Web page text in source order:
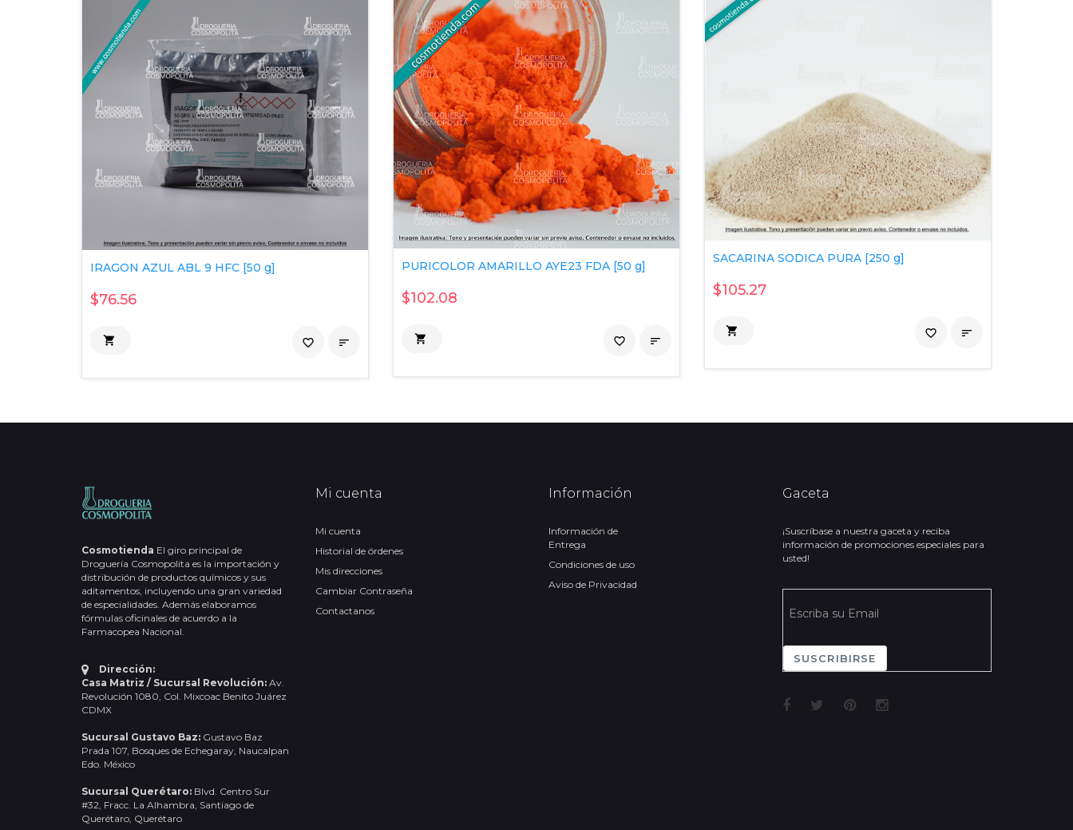
IRAGON AZUL ABL 9 HFC [50 g]
$76.56
 
favorite_border
PURICOLOR AMARILLO AYE23 FDA [50 g]
$102.08
 
favorite_border
SACARINA SODICA PURA [250 g]
$105.27
 
favorite_border
Cosmotienda El giro principal de
Droguería Cosmopolita es la importación y
distribución de productos químicos y sus
aditamentos, incluyendo una gran variedad
de especialidades. Además elaboramos
fórmulas oficinales de acuerdo a la
Farmacopea Nacional.
Dirección:
Casa Matriz / Sucursal Revolución: Av.
Revolución 1080, Col. Mixcoac Benito Juárez
CDMX
Sucursal Gustavo Baz: Gustavo Baz
Prada 107, Bosques de Echegaray, Naucalpan
Edo. México
Sucursal Querétaro: Blvd. Centro Sur
#32, Fracc. La Alhambra, Santiago de
Querétaro, Querétaro
Mi cuenta
Mi cuenta
Historial de órdenes
Mis direcciones
Cambiar Contraseña
Contactanos
Información
Información de
Entrega
Condiciones de uso
Aviso de Privacidad
Gaceta
¡Suscríbase a nuestra gaceta y reciba
información de promociones especiales para
usted!
SUSCRIBIRSE